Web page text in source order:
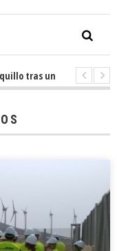
una jornada de